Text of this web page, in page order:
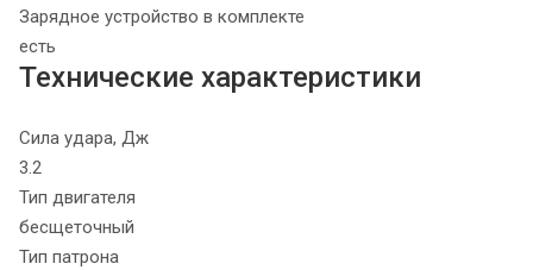
Зарядное устройство в комплекте
есть
Технические характеристики
Сила удара, Дж
3.2
Тип двигателя
бесщеточный
Тип патрона